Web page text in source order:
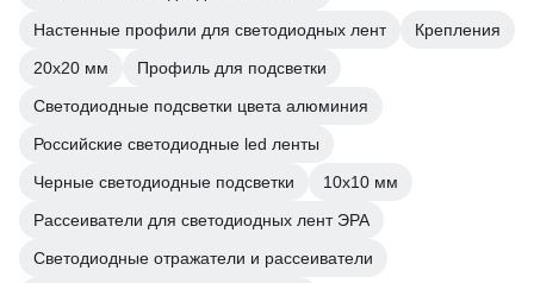
Настенные профили для светодиодных лент
Крепления
20х20 мм
Профиль для подсветки
Светодиодные подсветки цвета алюминия
Российские светодиодные led ленты
Черные светодиодные подсветки
10х10 мм
Рассеиватели для светодиодных лент ЭРА
Светодиодные отражатели и рассеиватели